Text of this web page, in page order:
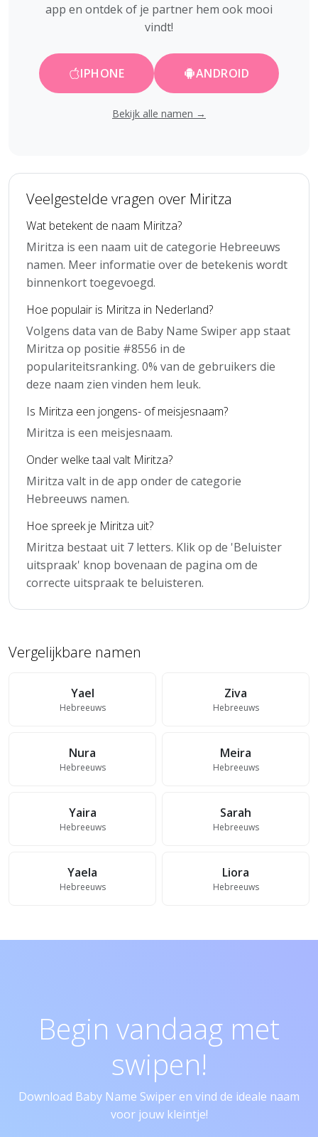
app en ontdek of je partner hem ook mooi
vindt!
IPHONE ANDROID
Bekijk alle namen →
Veelgestelde vragen over Miritza
Wat betekent de naam Miritza?
Miritza is een naam uit de categorie Hebreeuws
namen. Meer informatie over de betekenis wordt
binnenkort toegevoegd.
Hoe populair is Miritza in Nederland?
Volgens data van de Baby Name Swiper app staat
Miritza op positie #8556 in de
populariteitsranking. 0% van de gebruikers die
deze naam zien vinden hem leuk.
Is Miritza een jongens- of meisjesnaam?
Miritza is een meisjesnaam.
Onder welke taal valt Miritza?
Miritza valt in de app onder de categorie
Hebreeuws namen.
Hoe spreek je Miritza uit?
Miritza bestaat uit 7 letters. Klik op de 'Beluister
uitspraak' knop bovenaan de pagina om de
correcte uitspraak te beluisteren.
Vergelijkbare namen
Yael
Hebreeuws
Ziva
Hebreeuws
Nura
Hebreeuws
Meira
Hebreeuws
Yaira
Hebreeuws
Sarah
Hebreeuws
Yaela
Hebreeuws
Liora
Hebreeuws
Begin vandaag met
swipen!
Download Baby Name Swiper en vind de ideale naam
voor jouw kleintje!